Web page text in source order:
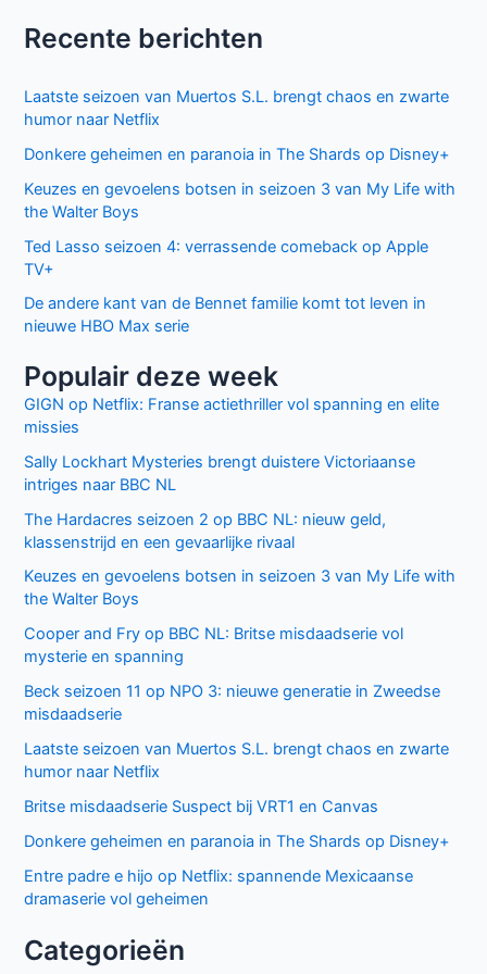
Recente berichten
Laatste seizoen van Muertos S.L. brengt chaos en zwarte
humor naar Netflix
Donkere geheimen en paranoia in The Shards op Disney+
Keuzes en gevoelens botsen in seizoen 3 van My Life with
the Walter Boys
Ted Lasso seizoen 4: verrassende comeback op Apple
TV+
De andere kant van de Bennet familie komt tot leven in
nieuwe HBO Max serie
Populair deze week
GIGN op Netflix: Franse actiethriller vol spanning en elite
missies
Sally Lockhart Mysteries brengt duistere Victoriaanse
intriges naar BBC NL
The Hardacres seizoen 2 op BBC NL: nieuw geld,
klassenstrijd en een gevaarlijke rivaal
Keuzes en gevoelens botsen in seizoen 3 van My Life with
the Walter Boys
Cooper and Fry op BBC NL: Britse misdaadserie vol
mysterie en spanning
Beck seizoen 11 op NPO 3: nieuwe generatie in Zweedse
misdaadserie
Laatste seizoen van Muertos S.L. brengt chaos en zwarte
humor naar Netflix
Britse misdaadserie Suspect bij VRT1 en Canvas
Donkere geheimen en paranoia in The Shards op Disney+
Entre padre e hijo op Netflix: spannende Mexicaanse
dramaserie vol geheimen
Categorieën